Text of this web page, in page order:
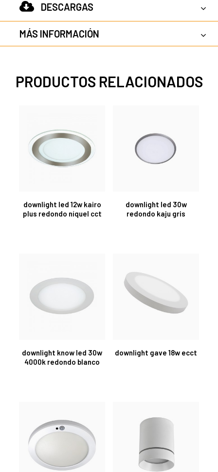
DESCARGAS
MÁS INFORMACIÓN
PRODUCTOS RELACIONADOS
downlight led 12w kairo
plus redondo níquel cct
downlight led 30w
redondo kaju gris
downlight know led 30w
4000k redondo blanco
downlight gave 18w ecct